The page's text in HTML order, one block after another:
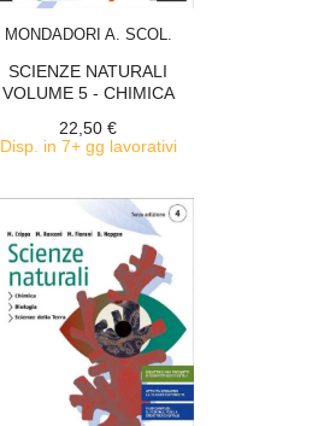
MONDADORI A. SCOL.
SCIENZE NATURALI
VOLUME 5 - CHIMICA
22,50 €
Disp. in 7+ gg lavorativi